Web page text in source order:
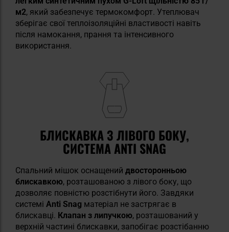
м2, який забезпечує термокомфорт. Утеплювач
зберігає свої теплоізоляційні властивості навіть
після намокання, прання та інтенсивного
використання.
БЛИСКАВКА З ЛІВОГО БОКУ,
СИСТЕМА ANTI SNAG
Спальний мішок оснащений двосторонньою
блискавкою, розташованою з лівого боку, що
дозволяє повністю розстібнути його. Завдяки
системі Anti Snag матеріал не застрягає в
блискавці. Клапан з липучкою, розташований у
верхній частині блискавки, запобігає розстібанню